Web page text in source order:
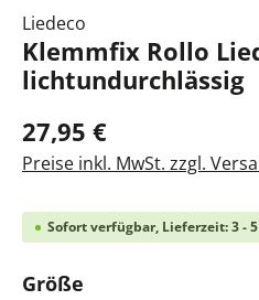
Liedeco
Klemmfix Rollo
lichtundurchlässig
27,95 €
Preise inkl. MwSt. zzgl.
Sofort verfügbar, Lieferzeit: 3 - 5
Größe